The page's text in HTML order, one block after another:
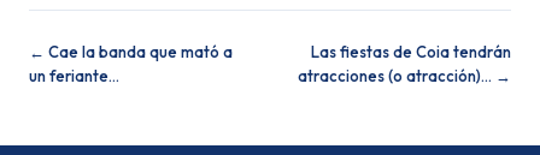
← Cae la banda que mató a
un feriante…
Las fiestas de Coia tendrán
atracciones (o atracción)… →